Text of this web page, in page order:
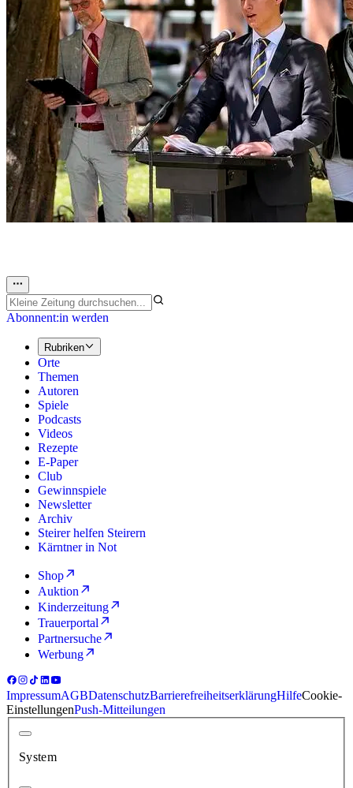
Abonnent:in werden
Rubriken
Orte
Themen
Autoren
Spiele
Podcasts
Videos
Rezepte
E-Paper
Club
Gewinnspiele
Newsletter
Archiv
Steirer helfen Steirern
Kärntner in Not
Shop
Auktion
Kinderzeitung
Trauerportal
Partnersuche
Werbung
ImpressumAGBDatenschutzBarrierefreiheitserklärungHilfeCookie-
EinstellungenPush-Mitteilungen
System